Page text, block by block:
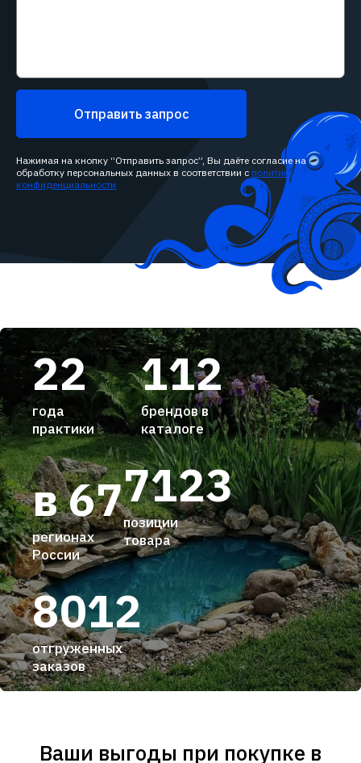
Отправить запрос
Нажимая на кнопку “Отправить запрос”, Вы даёте согласие на
обработку персональных данных в соответствии с политикой
конфиденциальности
22
года
практики
112
брендов в
каталоге
7123
позиции
товара
8012
отгруженных
заказов
в 67
регионах
России
Ваши выгоды при покупке в